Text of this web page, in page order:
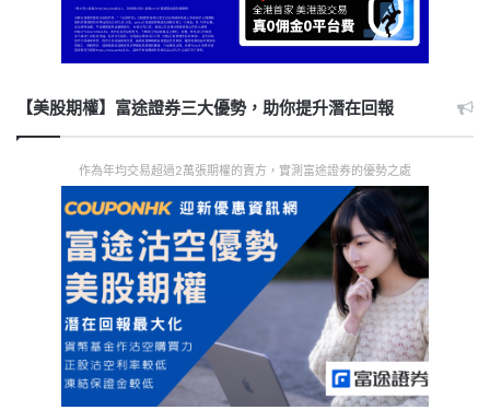
【美股期權】富途證券三大優勢，助你提升潛在回報
作為年均交易超過2萬張期權的賣方，實測富途證券的優勢之處